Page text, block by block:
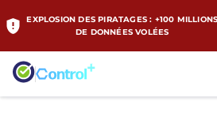
EXPLOSION DES PIRATAGES : +100 MILLIONS
DE DONNÉES VOLÉES